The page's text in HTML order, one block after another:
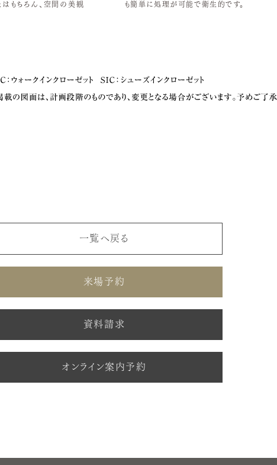
もちろん、空間の美観
も簡単に処理が可能で衛生的です。
一覧へ戻る
来場予約
資料請求
オンライン案内予約